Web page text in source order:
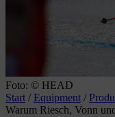
Foto: © HEAD
Start / Equipment /
Warum Riesch, Vonn